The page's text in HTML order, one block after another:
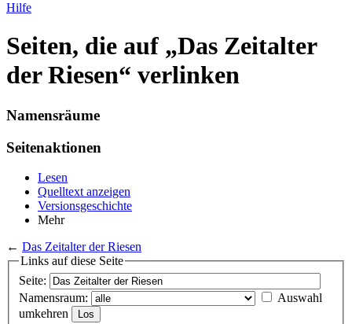
Hilfe
Seiten, die auf „Das Zeitalter
der Riesen“ verlinken
Namensräume
Seitenaktionen
Lesen
Quelltext anzeigen
Versionsgeschichte
Mehr
← Das Zeitalter der Riesen
Links auf diese Seite
Seite:
Namensraum:
Auswahl
umkehren